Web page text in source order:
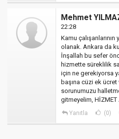
Mehmet
22:28
Kamu
olanak. Ankara da
İnşallah bu sefer
hizmette süreklilik
için ne gerekiyorsa
başına cüzi ek
sorunumuzu
gitmeyelim, HİZMET
Yanıtla (0)